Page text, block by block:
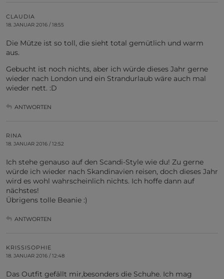
CLAUDIA
18. JANUAR 2016 / 18:55
Die Mütze ist so toll, die sieht total gemütlich und warm
aus.
Gebucht ist noch nichts, aber ich würde dieses Jahr gerne
wieder nach London und ein Strandurlaub wäre auch mal
wieder nett. :D
ANTWORTEN
RINA
18. JANUAR 2016 / 12:52
Ich stehe genauso auf den Scandi-Style wie du! Zu gerne
würde ich wieder nach Skandinavien reisen, doch dieses Jahr
wird es wohl wahrscheinlich nichts. Ich hoffe dann auf
nächstes!
Übrigens tolle Beanie :)
ANTWORTEN
KRISSISOPHIE
18. JANUAR 2016 / 12:48
Das Outfit gefällt mir,besonders die Schuhe. Ich mag